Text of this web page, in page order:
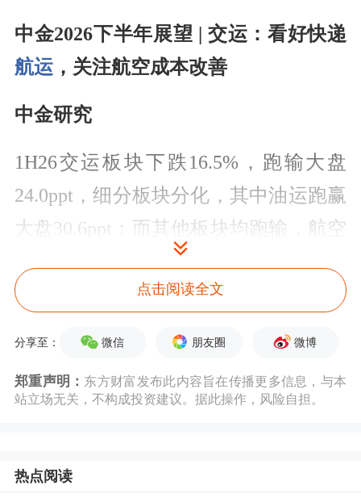
中金2026下半年展望 | 交运：看好快递
航运，关注航空成本改善
中金研究
1H26交运板块下跌16.5%，跑输大盘
24.0ppt，细分板块分化，其中油运跑赢
大盘30.6ppt；而其他板块均跑输，航空
因Q2油价上涨跑输大盘39.2ppt；红利
类公路铁路和港口分别跑输
行情、油运的运价弹性；关注航空油价
点击阅读全文
分享至： 微信 朋友圈 微博
郑重声明： 东方财富发布此内容旨在传播更多信息，与本
站立场无关，不构成投资建议。据此操作，风险自担。
热点阅读